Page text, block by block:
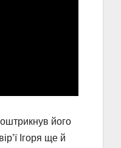
його
Ігоря ще й